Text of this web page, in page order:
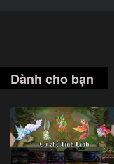
Dành cho bạn